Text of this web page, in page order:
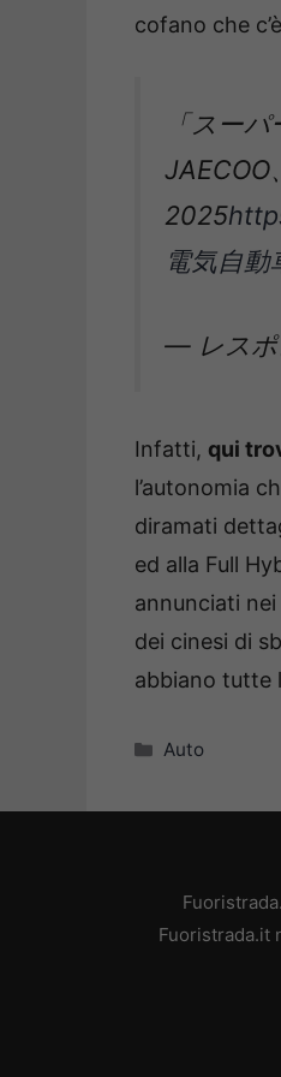
cofano che
「スー
2025
電気自動
— レスポ
Infatti, qui
l’autonomia
diramati
ed alla Full
annunciati
dei cinesi di
abbiano tutte
Categorie
Auto
Fuoristrada.it